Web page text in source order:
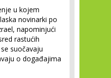
u kojem
novinarki po
napominjući
rastućih
suočavaju
o događajima